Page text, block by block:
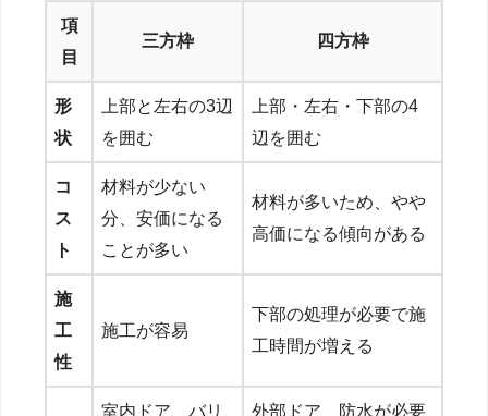
項
目
三方枠 四方枠
形
状
上部と左右の3辺
を囲む
上部・左右・下部の4
辺を囲む
コ
ス
ト
材料が少ない
分、安価になる
ことが多い
材料が多いため、やや
高価になる傾向がある
施
工
性
施工が容易
下部の処理が必要で施
工時間が増える
室内ドア、バリ 外部ドア、防水が必要